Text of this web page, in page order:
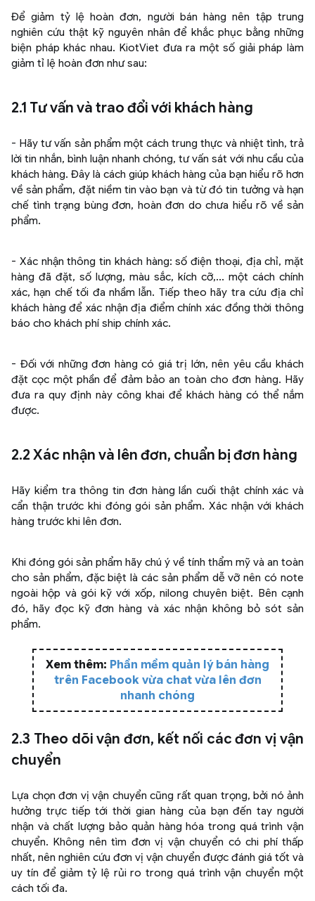
Để giảm tỷ lệ hoàn đơn, người bán hàng nên tập trung
nghiên cứu thật kỹ nguyên nhân để khắc phục bằng những
biện pháp khác nhau. KiotViet đưa ra một số giải pháp làm
giảm tỉ lệ hoàn đơn như sau:
2.1 Tư vấn và trao đổi với khách hàng
- Hãy tư vấn sản phẩm một cách trung thực và nhiệt tình, trả
lời tin nhắn, bình luận nhanh chóng, tư vấn sát với nhu cầu của
khách hàng. Đây là cách giúp khách hàng của bạn hiểu rõ hơn
về sản phẩm, đặt niềm tin vào bạn và từ đó tin tưởng và hạn
chế tình trạng bùng đơn, hoàn đơn do chưa hiểu rõ về sản
phẩm.
- Xác nhận thông tin khách hàng: số điện thoại, địa chỉ, mặt
hàng đã đặt, số lượng, màu sắc, kích cỡ,... một cách chính
xác, hạn chế tối đa nhầm lẫn. Tiếp theo hãy tra cứu địa chỉ
khách hàng để xác nhận địa điểm chính xác đồng thời thông
báo cho khách phí ship chính xác.
- Đối với những đơn hàng có giá trị lớn, nên yêu cầu khách
đặt cọc một phần để đảm bảo an toàn cho đơn hàng. Hãy
đưa ra quy định này công khai để khách hàng có thể nắm
được.
2.2 Xác nhận và lên đơn, chuẩn bị đơn hàng
Hãy kiểm tra thông tin đơn hàng lần cuối thật chính xác và
cẩn thận trước khi đóng gói sản phẩm. Xác nhận với khách
hàng trước khi lên đơn.
Khi đóng gói sản phẩm hãy chú ý về tính thẩm mỹ và an toàn
cho sản phẩm, đặc biệt là các sản phẩm dễ vỡ nên có note
ngoài hộp và gói kỹ với xốp, nilong chuyên biệt. Bên cạnh
đó, hãy đọc kỹ đơn hàng và xác nhận không bỏ sót sản
phẩm.
Xem thêm: Phần mềm quản lý bán hàng
trên Facebook vừa chat vừa lên đơn
nhanh chóng
2.3 Theo dõi vận đơn, kết nối các đơn vị vận
chuyển
Lựa chọn đơn vị vận chuyển cũng rất quan trọng, bởi nó ảnh
hưởng trực tiếp tới thời gian hàng của bạn đến tay người
nhận và chất lượng bảo quản hàng hóa trong quá trình vận
chuyển. Không nên tìm đơn vị vận chuyển có chi phí thấp
nhất, nên nghiên cứu đơn vị vận chuyển được đánh giá tốt và
uy tín để giảm tỷ lệ rủi ro trong quá trình vận chuyển một
cách tối đa.